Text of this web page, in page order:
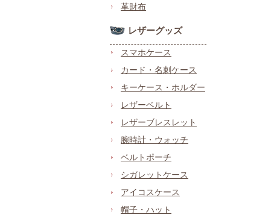
革財布
レザーグッズ
スマホケース
カード・名刺ケース
キーケース・ホルダー
レザーベルト
レザーブレスレット
腕時計・ウォッチ
ベルトポーチ
シガレットケース
アイコスケース
帽子・ハット